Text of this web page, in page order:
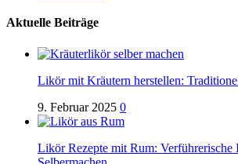
Aktuelle Beiträge
Likör mit Kräutern herstellen:
9. Februar 2025 0
Likör Rezepte mit Rum: Verführerische